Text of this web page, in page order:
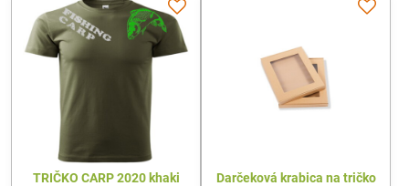
TRIČKO CARP 2020 khaki Darčeková krabica na tričko